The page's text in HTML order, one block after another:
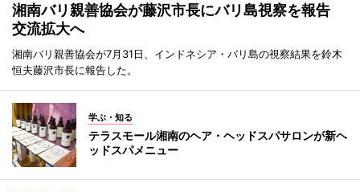
湘南バリ親善協会が藤沢市長にバリ島視察を報告
交流拡大へ
湘南バリ親善協会が7月31日、インドネシア・バリ島の視察結果を鈴木
恒夫藤沢市長に報告した。
学ぶ・知る
テラスモール湘南のヘア・ヘッドスパサロンが新ヘ
ッドスパメニュー